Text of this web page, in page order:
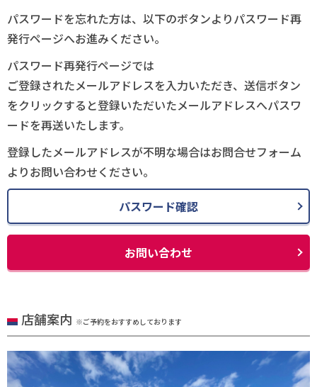
パスワードを忘れた方は、以下のボタンよりパスワード再
発行ページへお進みください。
パスワード再発行ページでは
ご登録されたメールアドレスを入力いただき、送信ボタン
をクリックすると登録いただいたメールアドレスへパスワ
ードを再送いたします。
登録したメールアドレスが不明な場合はお問合せフォーム
よりお問い合わせください。
パスワード確認
お問い合わせ
店舗案内 ※ご予約をおすすめしております